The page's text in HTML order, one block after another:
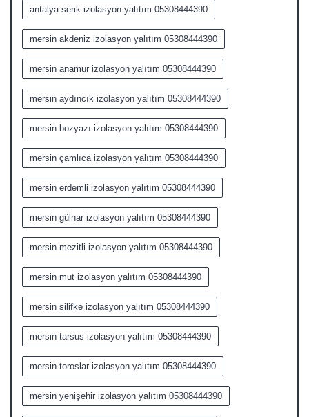
antalya serik izolasyon yalıtım 05308444390
mersin akdeniz izolasyon yalıtım 05308444390
mersin anamur izolasyon yalıtım 05308444390
mersin aydıncık izolasyon yalıtım 05308444390
mersin bozyazı izolasyon yalıtım 05308444390
mersin çamlıca izolasyon yalıtım 05308444390
mersin erdemli izolasyon yalıtım 05308444390
mersin gülnar izolasyon yalıtım 05308444390
mersin mezitli izolasyon yalıtım 05308444390
mersin mut izolasyon yalıtım 05308444390
mersin silifke izolasyon yalıtım 05308444390
mersin tarsus izolasyon yalıtım 05308444390
mersin toroslar izolasyon yalıtım 05308444390
mersin yenişehir izolasyon yalıtım 05308444390